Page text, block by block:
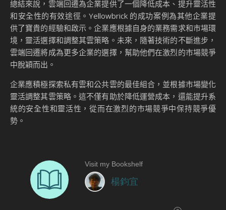
總結來說，雲端回遷為企業提供了一個降低成本、提升靈活性
和安全性的有效途徑。Yellowbrick 的成功案例為其他企業提
供了寶貴的經驗和啟示。企業應根據自身的業務需求和市場環
境，靈活選擇和調整其雲策略。未來，隨著技術的不斷進步，
雲端回遷將成為更多企業的選擇，幫助他們在激烈的市場競爭
中脫穎而出。
企業應積極探索私有雲和公共雲的最佳組合，並根據市場變化
靈活調整其雲策略。這不僅有助於降低運營成本，還能提升系
統的安全性和靈活性，從而在激烈的市場競爭中保持競爭優
勢。